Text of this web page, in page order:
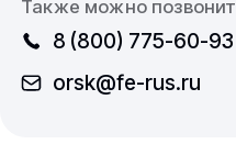
Также можно
8 (800) 775-60-93
orsk@fe-rus.ru